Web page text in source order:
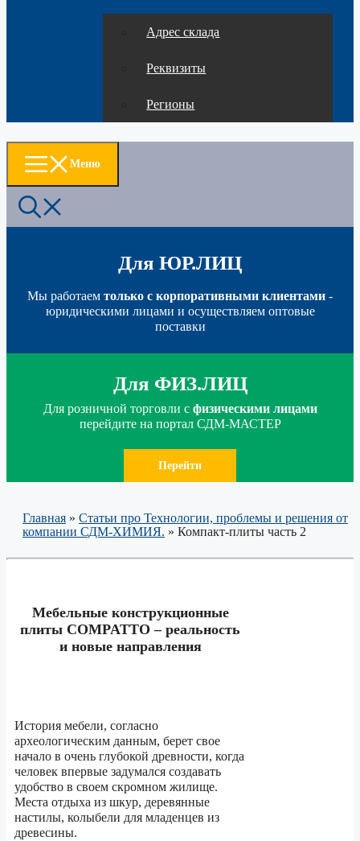
Адрес склада
Реквизиты
Регионы
Меню
Для ЮР.ЛИЦ
Мы работаем только с корпоративными клиентами -
юридическими лицами и осуществляем оптовые
поставки
Для ФИЗ.ЛИЦ
Для розничной торговли с физическими лицами
перейдите на портал СДМ-МАСТЕР
Перейти
Главная » Статьи про Технологии, проблемы и решения от
компании СДМ-ХИМИЯ. » Компакт-плиты часть 2
Мебельные конструкционные
плиты COMPATTO – реальность
и новые направления
История мебели, согласно
археологическим данным, берет свое
начало в очень глубокой древности, когда
человек впервые задумался создавать
удобство в своем скромном жилище.
Места отдыха из шкур, деревянные
настилы, колыбели для младенцев из
древесины.